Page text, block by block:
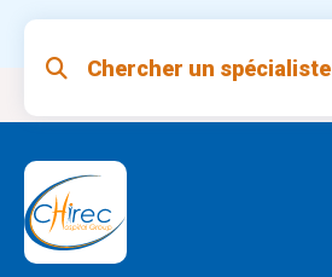
Chercher un spécialiste